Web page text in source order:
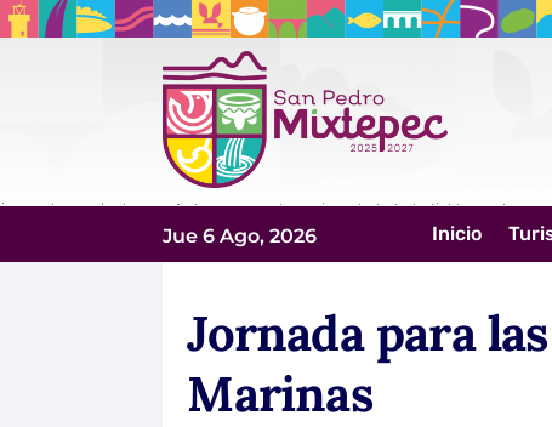
Jue 6 Ago, 2026 Inicio
Jornada para
Marinas